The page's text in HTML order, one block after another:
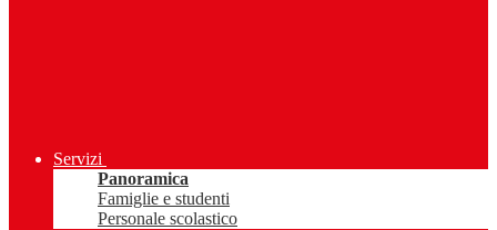
Servizi
Panoramica
Famiglie e studenti
Personale scolastico